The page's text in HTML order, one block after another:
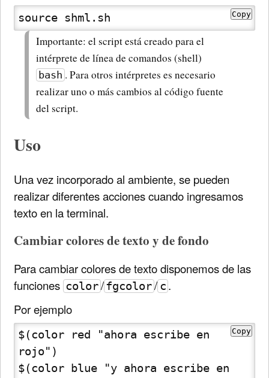
source shml.sh Copy
Importante: el script está creado para el
intérprete de línea de comandos (shell)
bash . Para otros intérpretes es necesario
realizar uno o más cambios al código fuente
del script.
Uso
Una vez incorporado al ambiente, se pueden
realizar diferentes acciones cuando ingresamos
texto en la terminal.
Cambiar colores de texto y de fondo
Para cambiar colores de texto disponemos de las
funciones color/ fgcolor/ c .
Por ejemplo
$(color red "ahora escribe en
rojo")
$(color blue "y ahora escribe en
Copy